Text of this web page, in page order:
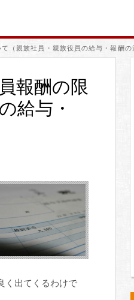
（親族社員・親族役員の給与・報酬の
報酬の限
給与・
く出てくるわけで